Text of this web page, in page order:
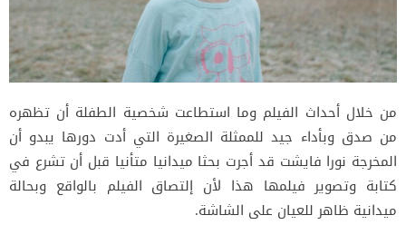
من خلال أحداث الفيلم وما استطاعت شخصية الطفلة أن تظهره
من صدق وبأداء جيد للممثلة الصغيرة التي أدت دورها يبدو أن
المخرجة نورا فايشت قد أجرت بحثا ميدانيا متأنيا قبل أن تشرع في
كتابة وتصوير فيلمها هذا لأن إلتصاق الفيلم بالواقع وبحالة
ميدانية ظاهر للعيان على الشاشة.